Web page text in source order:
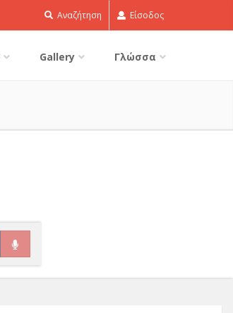
Αναζήτηση Είσοδος
Gallery Γλώσσα